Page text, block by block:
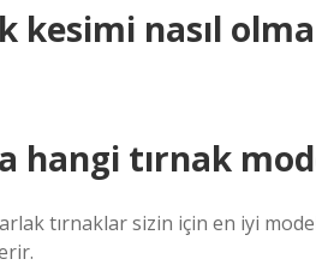
kesimi nasıl
hangi tırnak
tırnaklar sizin için en iyi